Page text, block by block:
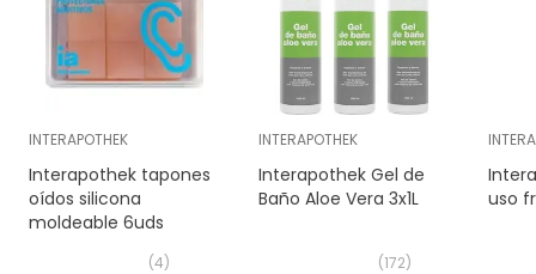
INTERAPOTHEK
Interapothek tapones
oídos silicona
moldeable 6uds
(4)
INTERAPOTHEK
Interapothek Gel de
Baño Aloe Vera 3x1L
(172)
uso